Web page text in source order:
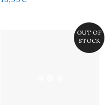
OUT OF
STOCK